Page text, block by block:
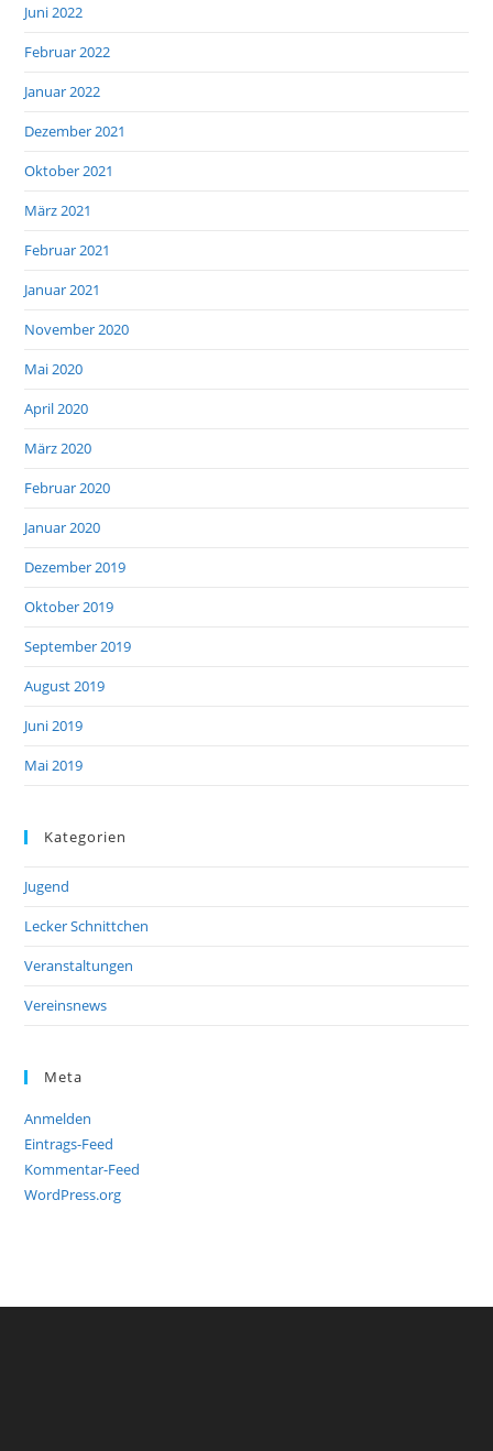
Juni 2022
Februar 2022
Januar 2022
Dezember 2021
Oktober 2021
März 2021
Februar 2021
Januar 2021
November 2020
Mai 2020
April 2020
März 2020
Februar 2020
Januar 2020
Dezember 2019
Oktober 2019
September 2019
August 2019
Juni 2019
Mai 2019
Kategorien
Jugend
Lecker Schnittchen
Veranstaltungen
Vereinsnews
Meta
Anmelden
Eintrags-Feed
Kommentar-Feed
WordPress.org